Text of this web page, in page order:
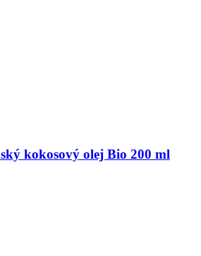
kokosový olej Bio 200 ml